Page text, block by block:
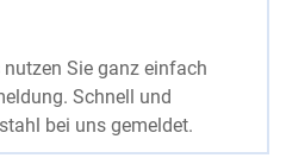
nutzen Sie ganz einfach
Schnell und
bei uns gemeldet.